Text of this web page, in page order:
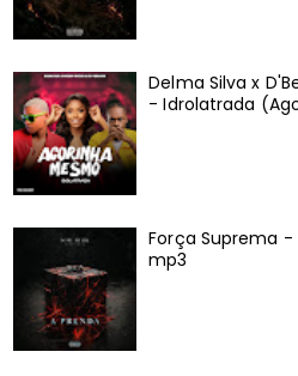
Delma Silva x
- Idrolatrada
Força Suprema -
mp3